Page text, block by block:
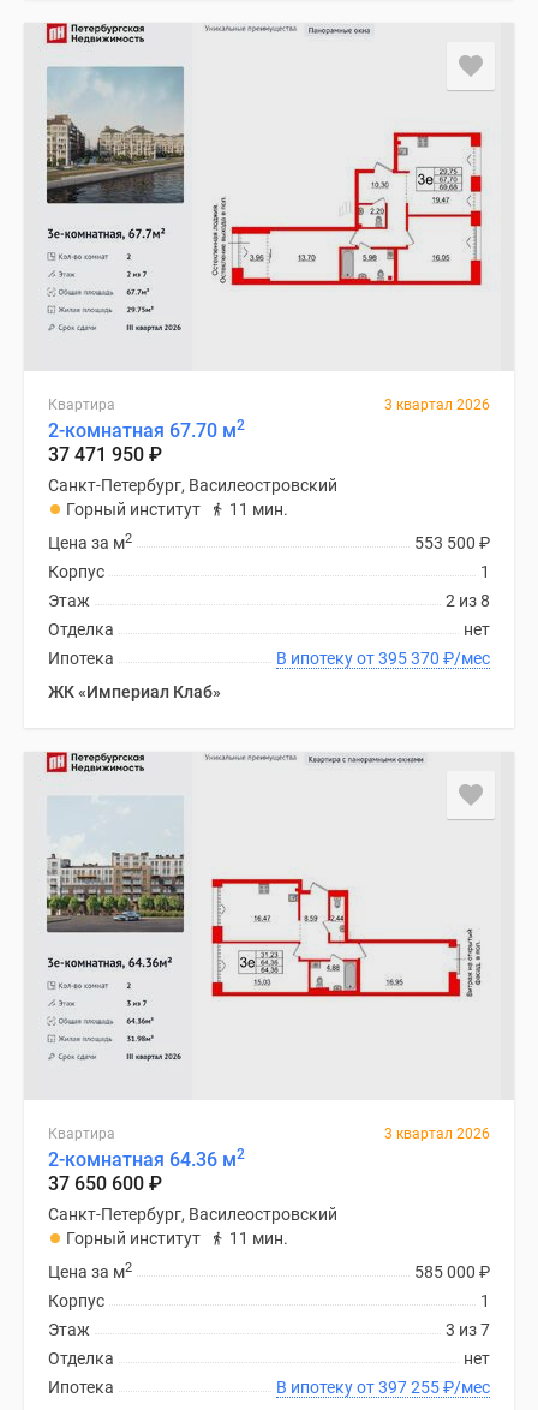
Квартира 3 квартал 2026
2-комнатная 67.70 м2
37 471 950 ₽
Санкт-Петербург, Василеостровский
Горный институт
11 мин.
553 500 ₽
Цена за м2
1
Корпус
2 из 8
Этаж
нет
Отделка
В ипотеку от 395 370 ₽/мес
Ипотека
ЖК «Империал Клаб»
Квартира 3 квартал 2026
2-комнатная 64.36 м2
37 650 600 ₽
Санкт-Петербург, Василеостровский
Горный институт
11 мин.
585 000 ₽
Цена за м2
1
Корпус
3 из 7
Этаж
нет
Отделка
В ипотеку от 397 255₽/мес
Ипотека